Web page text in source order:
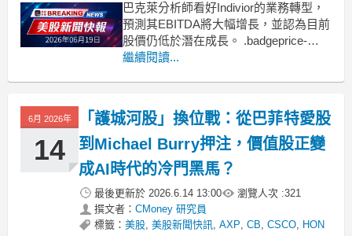
巴克萊分析師看好Indivior的業務轉型，
預測其EBITDA將大幅增長，並認為目前
股價仍低於潛在成長。 .badgeprice-
container {
gap: 1rem !important;
繼續閱讀...
6月 2026年
14
「護城河股」換位戰：從巴菲特愛股
到Michael Burry押注，價值股正變
成AI時代的冷門黑馬？
最後更新於 2026.6.14 13:00 瀏覽人次 :321
撰文者： CMoney 研究員
標籤： 美股, 美股新聞快訊, AXP, CB, CSCO, HON